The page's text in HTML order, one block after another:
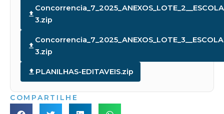
3.zip
3.zip
PLANILHAS-EDITAVEIS.zip
COMPARTILHE